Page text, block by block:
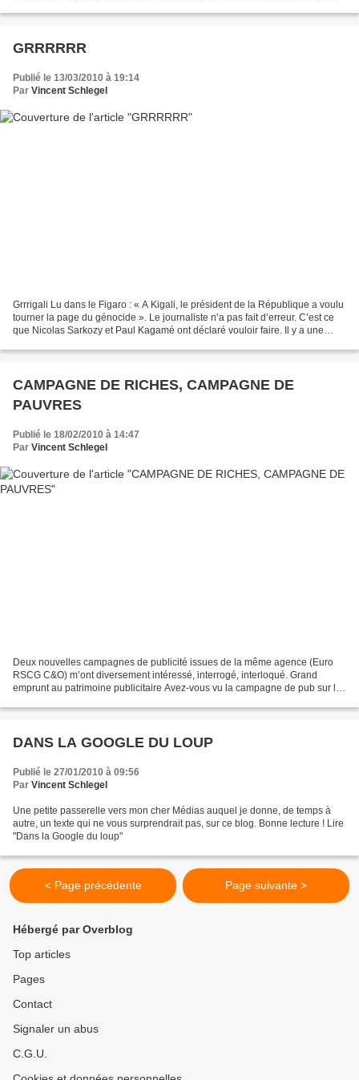
GRRRRRR
Publié le 13/03/2010 à 19:14
Par Vincent Schlegel
Grrrigali Lu dans le Figaro : « A Kigali, le président de la République a voulu
tourner la page du génocide ». Le journaliste n’a pas fait d’erreur. C’est ce
que Nicolas Sarkozy et Paul Kagamé ont déclaré vouloir faire. Il y a une
CAMPAGNE DE RICHES, CAMPAGNE DE
PAUVRES
Publié le 18/02/2010 à 14:47
Par Vincent Schlegel
Deux nouvelles campagnes de publicité issues de la même agence (Euro
RSCG C&O) m’ont diversement intéressé, interrogé, interloqué. Grand
emprunt au patrimoine publicitaire Avez-vous vu la campagne de pub sur le
DANS LA GOOGLE DU LOUP
Publié le 27/01/2010 à 09:56
Par Vincent Schlegel
Une petite passerelle vers mon cher Médias auquel je donne, de temps à
autre, un texte qui ne vous surprendrait pas, sur ce blog. Bonne lecture ! Lire
"Dans la Google du loup"
< Page précédente Page suivante >
Hébergé par Overblog
Top articles
Pages
Contact
Signaler un abus
C.G.U.